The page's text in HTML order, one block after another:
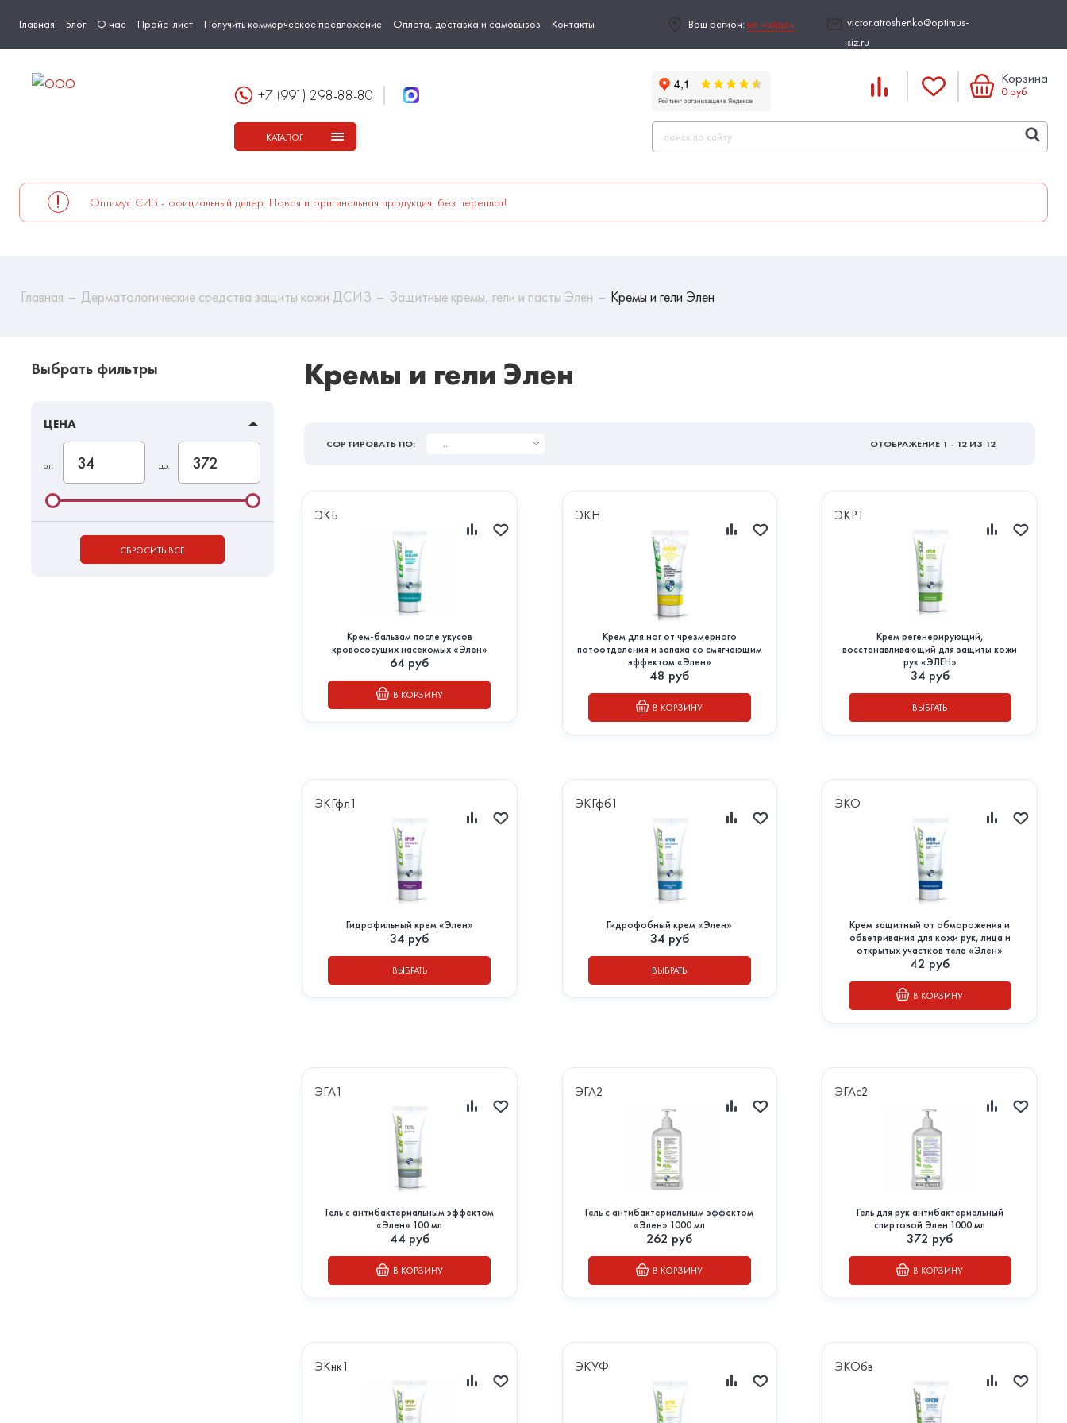
Главная Блог О нас Прайс-лист Получить коммерческое предложение Оплата, доставка и самовывоз Контакты Ваш регион: не найден
victor.atroshenko@optimus-
siz.ru
+7 (991) 298-88-80
КАТАЛОГ
Корзина
0руб
Оптимус СИЗ - официальный дилер. Новая и оригинальная продукция, без переплат!
Главная Дерматологические средства защиты кожи ДСИЗ Защитные кремы, гели и пасты Элен Кремы и гели Элен
Кремы и гели Элен
СОРТИРОВАТЬ ПО: ... ОТОБРАЖЕНИЕ 1 - 12 ИЗ 12
ЭКБ
Крем-бальзам после укусов
кровососущих насекомых «Элен»
64 руб
В КОРЗИНУ
ЭКН
Крем для ног от чрезмерного
потоотделения и запаха со смягчающим
эффектом «Элен»
48 руб
В КОРЗИНУ
ЭКР1
Крем регенерирующий,
восстанавливающий для защиты кожи
рук «ЭЛЕН»
34 руб
ВЫБРАТЬ
ЭКГфл1
Гидрофильный крем «Элен»
34 руб
ВЫБРАТЬ
ЭКГфб1
Гидрофобный крем «Элен»
34 руб
ВЫБРАТЬ
ЭКО
Крем защитный от обморожения и
обветривания для кожи рук, лица и
открытых участков тела «Элен»
42 руб
В КОРЗИНУ
ЭГА1
Гель с антибактериальным эффектом
«Элен» 100 мл
44 руб
В КОРЗИНУ
ЭГА2
Гель с антибактериальным эффектом
«Элен» 1000 мл
262 руб
В КОРЗИНУ
ЭГАс2
Гель для рук антибактериальный
спиртовой Элен 1000 мл
372 руб
В КОРЗИНУ
ЭКнк1 ЭКУФ ЭКОбв
Выбрать фильтры
ЦЕНА
от: до:
СБРОСИТЬ ВСЕ